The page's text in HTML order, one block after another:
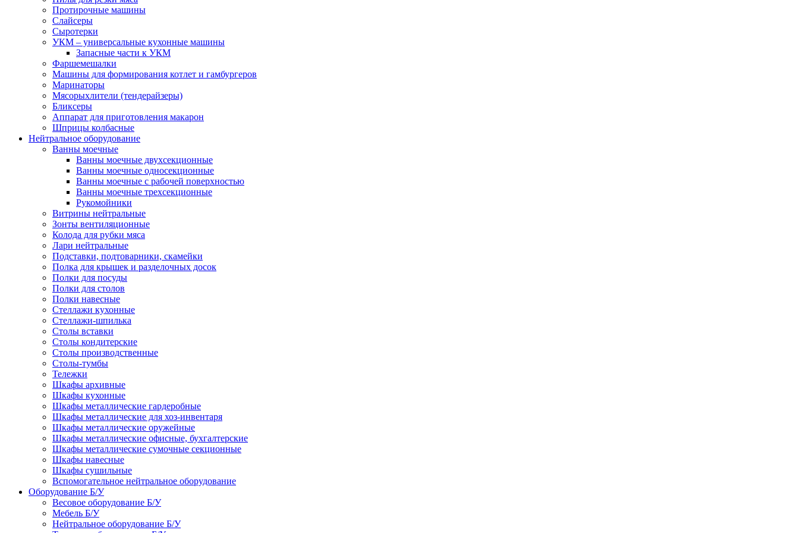
Протирочные машины
Слайсеры
Сыротерки
УКМ – универсальные кухонные машины
Запасные части к УКМ
Фаршемешалки
Машины для формирования котлет и гамбургеров
Маринаторы
Мясорыхлители (тендерайзеры)
Бликсеры
Аппарат для приготовления макарон
Шприцы колбасные
Нейтральное оборудование
Ванны моечные
Ванны моечные двухсекционные
Ванны моечные односекционные
Ванны моечные с рабочей поверхностью
Ванны моечные трехсекционные
Рукомойники
Витрины нейтральные
Зонты вентиляционные
Колода для рубки мяса
Лари нейтральные
Подставки, подтоварники, скамейки
Полка для крышек и разделочных досок
Полки для посуды
Полки для столов
Полки навесные
Стеллажи кухонные
Стеллажи-шпилька
Столы вставки
Столы кондитерские
Столы производственные
Столы-тумбы
Тележки
Шкафы архивные
Шкафы кухонные
Шкафы металлические гардеробные
Шкафы металлические для хоз-инвентаря
Шкафы металлические оружейные
Шкафы металлические офисные, бухгалтерские
Шкафы металлические сумочные секционные
Шкафы навесные
Шкафы сушильные
Вспомогательное нейтральное оборудование
Оборудование Б/У
Весовое оборудование Б/У
Мебель Б/У
Нейтральное оборудование Б/У